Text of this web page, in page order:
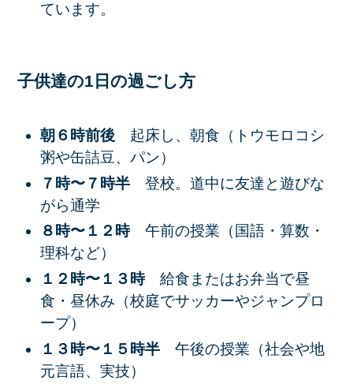
ています。
子供達の1日の過ごし方
朝６時前後 起床し、朝食（トウモロコシ
粥や缶詰豆、パン）
７時〜７時半 登校。道中に友達と遊びな
がら通学
８時〜１２時 午前の授業（国語・算数・
理科など）
１２時〜１３時 給食またはお弁当で昼
食・昼休み（校庭でサッカーやジャンプロ
ープ）
１３時〜１５時半 午後の授業（社会や地
元言語、実技）